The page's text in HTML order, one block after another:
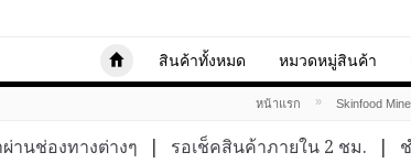
สินค้าทั้งหมด หมวดหมู่สินค้า
หน้าแรก » Skinfood
านช่องทางต่างๆ รอเช็คสินค้าภายใน 2 ชม.